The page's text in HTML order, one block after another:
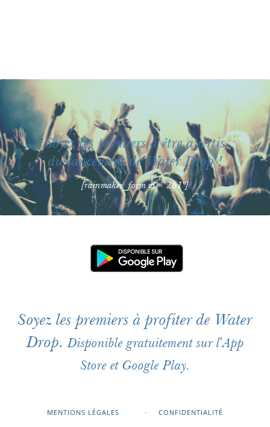
Soyez les premiers à être avertis
du lancement de Water Drop !
[rainmaker_form id="261"]
Soyez les premiers à profiter de Water
Drop.Disponible gratuitement sur l'App
Store et Google Play.
MENTIONS LÉGALES CONFIDENTIALITÉ